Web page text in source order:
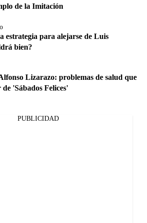
de la Imitación
estrategia para alejarse de Luis
bien?
Lizarazo: problemas de salud que
'Sábados Felices'
PUBLICIDAD